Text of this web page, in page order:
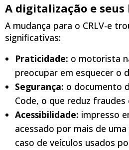
A digitalização e seus
A mudança para o CRLV-e
significativas:
Praticidade: o motorista
preocupar em esquecer o
Segurança: o documento
Code, o que reduz fraudes
Acessibilidade: impresso
acessado por mais de
caso de veículos usados